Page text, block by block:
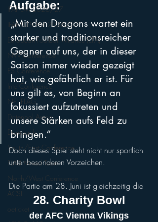
IFAF-EM 2026/27
IFAF U19-EM 2026/27
European Football Alliance (EFA)
NW Conference
ES Conference
InterConference
NFL FLAG
Datenpol Arena
Dornbach
South/East Conference
FLA3 Mixed Team
North/West Conference
ACSL
oeticket
Aufgabe:
„Mit den Dragons wartet ein
starker und traditionsreicher
Gegner auf uns, der in dieser
Saison immer wieder gezeigt
hat, wie gefährlich er ist. Für
uns gilt es, von Beginn an
fokussiert aufzutreten und
unsere Stärken aufs Feld zu
bringen.“
Doch dieses Spiel steht nicht nur sportlich
unter besonderen Vorzeichen.
Die Partie am 28. Juni ist gleichzeitig die
28. Charity Bowl
der AFC Vienna Vikings